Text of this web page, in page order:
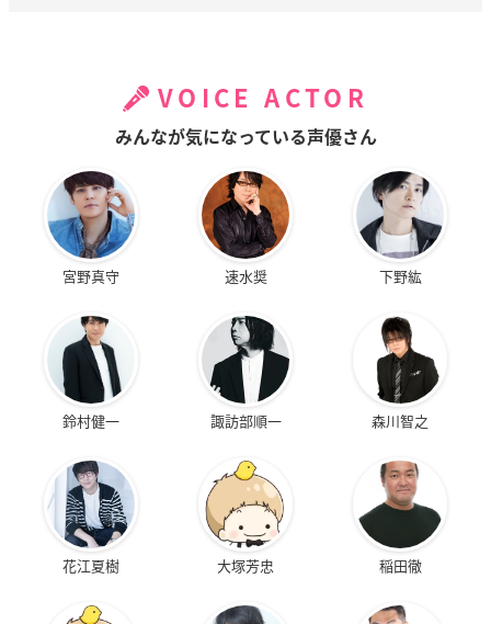
VOICE ACTOR
みんなが気になっている声優さん
宮野真守 速水奨 下野紘
鈴村健一 諏訪部順一 森川智之
花江夏樹 大塚芳忠 稲田徹